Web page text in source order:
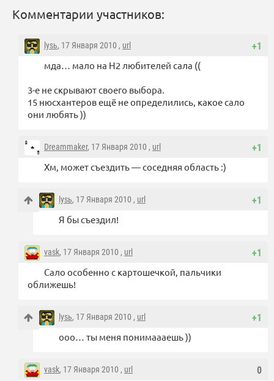
Комментарии участников:
+1
lysь, 17 Января 2010 , url
мда… мало на Н2 любителей сала ((
3-е не скрывают своего выбора.
15 нюсхантеров ещё не определились, какое сало
они любять ))
+1
Dreammaker, 17 Января 2010 , url
Хм, может съездить — соседняя область :)
+1
lysь, 17 Января 2010 , url
Я бы съездил!
+1
vask, 17 Января 2010 , url
Сало особенно с картошечкой, пальчики
оближешь!
+1
lysь, 17 Января 2010 , url
ооо… ты меня понимаааешь ))
0
vask, 17 Января 2010 , url